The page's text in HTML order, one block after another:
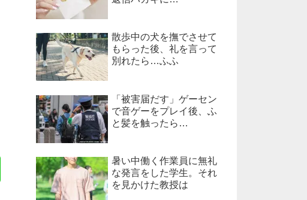
散歩中の犬を撫でさせて
もらった後、礼を言って
別れたら…ふふ
「被害届だす」ゲーセン
で音ゲーをプレイ後、ふ
と髪を触ったら…
暑い中働く作業員に無礼
な発言をした学生。それ
を見かけた教授は